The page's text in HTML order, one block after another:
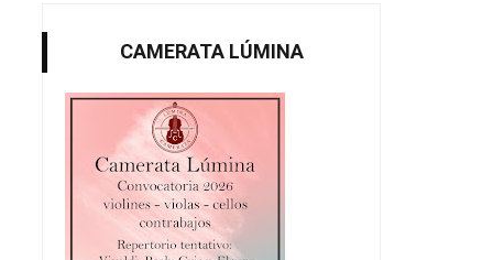
CAMERATA LÚMINA